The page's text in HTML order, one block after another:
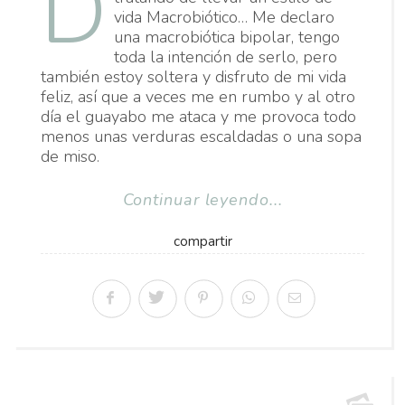
vida Macrobiótico… Me declaro
una macrobiótica bipolar, tengo
toda la intención de serlo, pero
también estoy soltera y disfruto de mi vida
feliz, así que a veces me en rumbo y al otro
día el guayabo me ataca y me provoca todo
menos unas verduras escaldadas o una sopa
de miso.
Continuar leyendo...
compartir